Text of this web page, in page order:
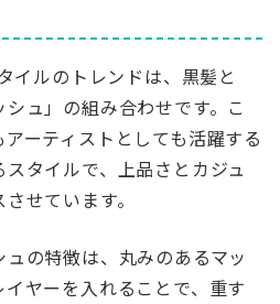
イルのトレンドは、黒髪と
シュ」の組み合わせです。こ
ーティストとしても活躍する
タイルで、上品さとカジュ
せています。
の特徴は、丸みのあるマッ
ヤーを入れることで、重す